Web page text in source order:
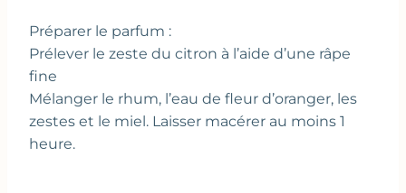
Préparer le parfum :
Prélever le zeste du citron à l’aide d’une râpe
fine
Mélanger le rhum, l’eau de fleur d’oranger, les
zestes et le miel. Laisser macérer au moins 1
heure.